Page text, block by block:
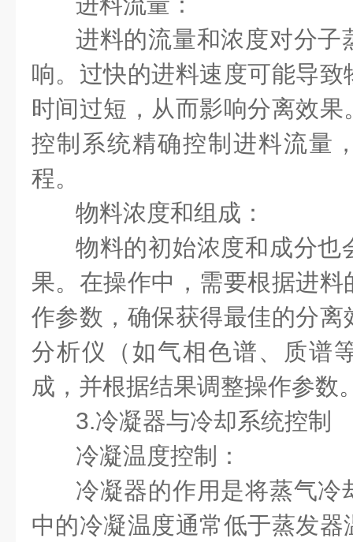
进料的流量和浓度对分子
响。过快的进料速度可能导
时间过短，从而影响分离效
控制系统精确控制进料流量
程。
物料浓度和组成：
物料的初始浓度和成分也
果。在操作中，需要根据进
作参数，确保获得最佳的分
分析仪（如气相色谱、质谱
成，并根据结果调整操作参
3.冷凝器与冷却系统控制
冷凝温度控制：
冷凝器的作用是将蒸气冷
中的冷凝温度通常低于蒸发